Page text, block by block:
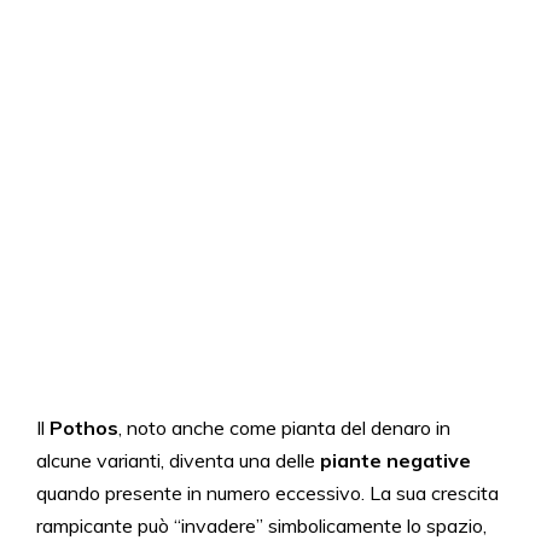
Il Pothos, noto anche come pianta del denaro in
alcune varianti, diventa una delle piante negative
quando presente in numero eccessivo. La sua crescita
rampicante può “invadere” simbolicamente lo spazio,